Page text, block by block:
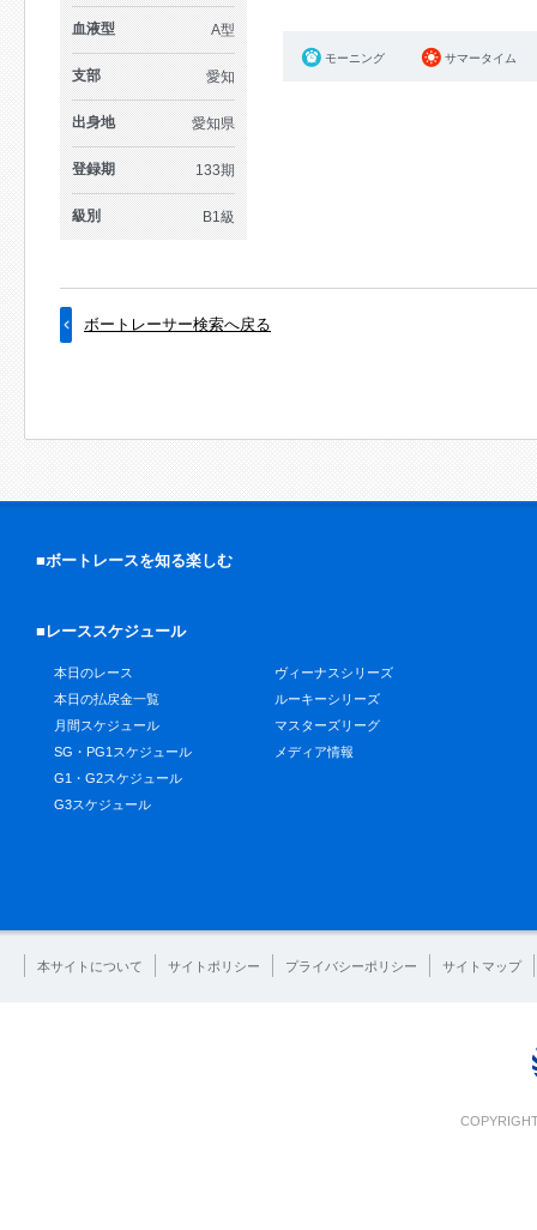
血液型 A型
支部 愛知
出身地 愛知県
登録期 133期
級別 B1級
モーニング サマータイム
ボートレーサー検索へ戻る
■ボートレースを知る楽しむ
■レーススケジュール
本日のレース
本日の払戻金一覧
月間スケジュール
SG・PG1スケジュール
G1・G2スケジュール
G3スケジュール
ヴィーナスシリーズ
ルーキーシリーズ
マスターズリーグ
メディア情報
本サイトについて サイトポリシー プライバシーポリシー サイトマップ